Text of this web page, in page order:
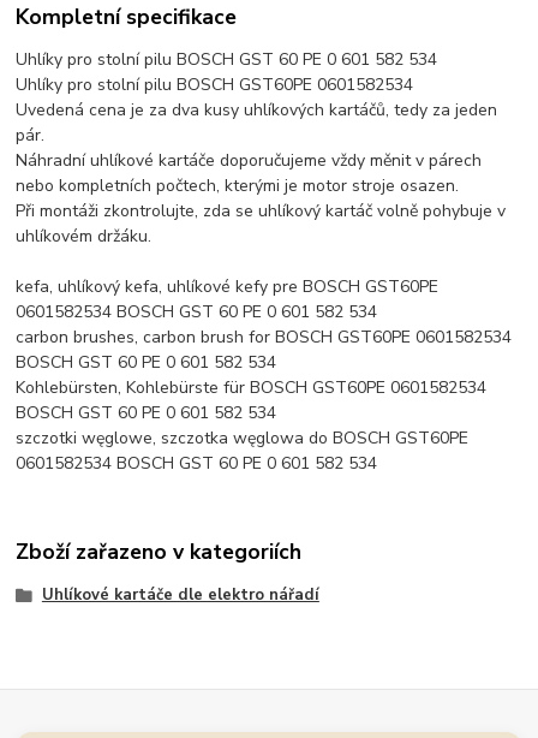
Kompletní specifikace
Uhlíky pro stolní pilu BOSCH GST 60 PE 0 601 582 534
Uhlíky pro stolní pilu BOSCH GST60PE 0601582534
Uvedená cena je za dva kusy uhlíkových kartáčů, tedy za jeden
pár.
Náhradní uhlíkové kartáče doporučujeme vždy měnit v párech
nebo kompletních počtech, kterými je motor stroje osazen.
Při montáži zkontrolujte, zda se uhlíkový kartáč volně pohybuje v
uhlíkovém držáku.
kefa, uhlíkový kefa, uhlíkové kefy pre BOSCH GST60PE
0601582534 BOSCH GST 60 PE 0 601 582 534
carbon brushes, carbon brush for BOSCH GST60PE 0601582534
BOSCH GST 60 PE 0 601 582 534
Kohlebürsten, Kohlebürste für BOSCH GST60PE 0601582534
BOSCH GST 60 PE 0 601 582 534
szczotki węglowe, szczotka węglowa do BOSCH GST60PE
0601582534 BOSCH GST 60 PE 0 601 582 534
Zboží zařazeno v kategoriích
Uhlíkové kartáče dle elektro nářadí